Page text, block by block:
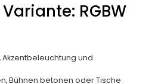
RGBW
Akzentbeleuchtung und
Bühnen betonen oder Tische